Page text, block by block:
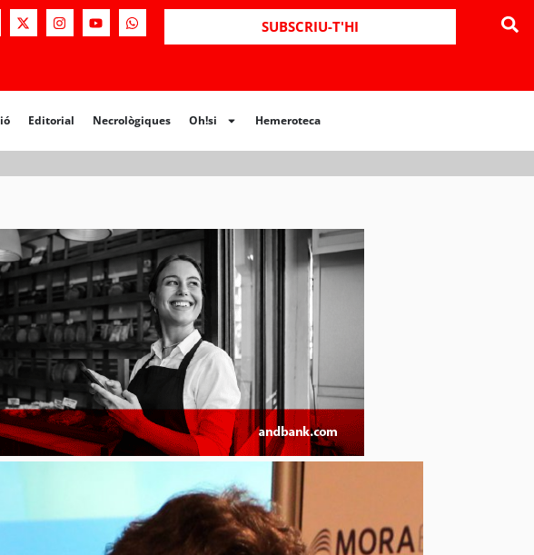
SUBSCRIU-T'HI
Editorial Necrològiques Oh!si Hemeroteca
Editorial Necrològiques Hemeroteca